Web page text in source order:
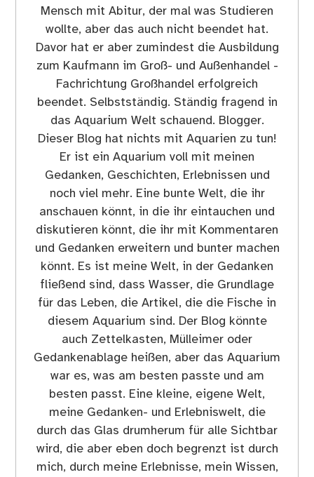
Mensch mit Abitur, der mal was Studieren
wollte, aber das auch nicht beendet hat.
Davor hat er aber zumindest die Ausbildung
zum Kaufmann im Groß- und Außenhandel -
Fachrichtung Großhandel erfolgreich
beendet. Selbstständig. Ständig fragend in
das Aquarium Welt schauend. Blogger.
Dieser Blog hat nichts mit Aquarien zu tun!
Er ist ein Aquarium voll mit meinen
Gedanken, Geschichten, Erlebnissen und
noch viel mehr. Eine bunte Welt, die ihr
anschauen könnt, in die ihr eintauchen und
diskutieren könnt, die ihr mit Kommentaren
und Gedanken erweitern und bunter machen
könnt. Es ist meine Welt, in der Gedanken
fließend sind, dass Wasser, die Grundlage
für das Leben, die Artikel, die die Fische in
diesem Aquarium sind. Der Blog könnte
auch Zettelkasten, Mülleimer oder
Gedankenablage heißen, aber das Aquarium
war es, was am besten passte und am
besten passt. Eine kleine, eigene Welt,
meine Gedanken- und Erlebniswelt, die
durch das Glas drumherum für alle Sichtbar
wird, die aber eben doch begrenzt ist durch
mich, durch meine Erlebnisse, mein Wissen,